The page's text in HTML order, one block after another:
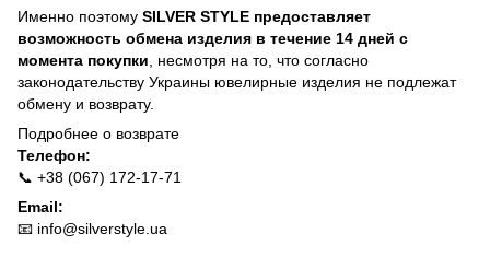
Именно поэтому SILVER STYLE предоставляет
возможность обмена изделия в течение 14 дней с
момента покупки , несмотря на то, что согласно
законодательству Украины ювелирные изделия не подлежат
обмену и возврату.
Подробнее о возврате
Телефон:
📞 +38 (067) 172-17-71
Email:
📧 info@silverstyle.ua